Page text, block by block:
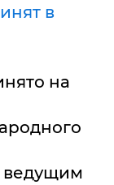
в
на
ведущим